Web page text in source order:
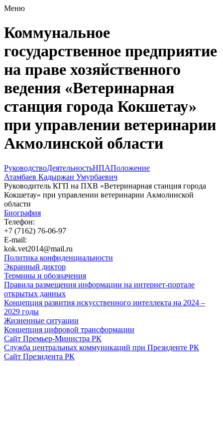
Меню
Коммунальное
государственное предприятие
на праве хозяйственного
ведения «Ветеринарная
станция города Кокшетау»
при управлении ветеринарии
Акмолинской области
РуководствоДеятельностьНПАПоложение
Атамбаев Кадыржан Умурбаевич
Руководитель КГП на ПХВ «Ветеринарная станция города
Кокшетау» при управлении ветеринарии Акмолинской
области
Биография
Телефон:
+7 (7162) 76-06-97
E-mail:
kok.vet2014@mail.ru
Политика конфиденциальности
Экранный диктор
Термины и обозначения
Правила размещения информации на интернет-портале
открытых данных
Концепция развития искусственного интеллекта на 2024 –
2029 годы
Жизненные ситуации
Концепция цифровой трансформации
Сайт Премьер-Министра РК
Служба центральных коммуникаций при Президенте РК
Сайт Президента РК